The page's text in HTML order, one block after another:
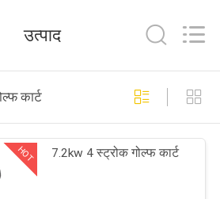
एटीवी
32
उत्पाद
कार्ट
HOT 7.2kw 4 स्ट्रोक गोल्फ कार्ट